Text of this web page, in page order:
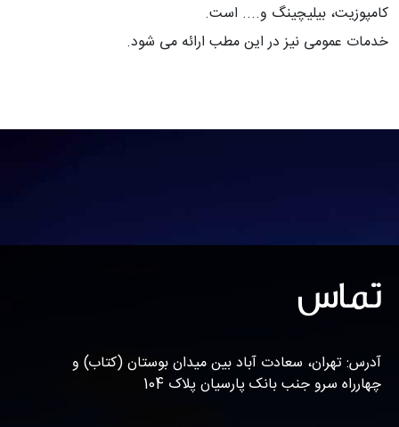
کامپوزیت، بیلیچینگ و.... است.
خدمات عمومی نیز در این مطب ارائه می شود.
تماس
آدرس: تهران، سعادت آباد بین میدان بوستان (کتاب) و
چهارراه سرو جنب بانک پارسیان پلاک 104